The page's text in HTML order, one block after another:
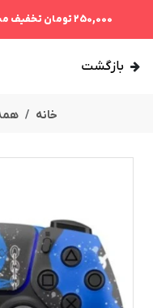
250,000 تومان تخفیف
بازگشت
خانه